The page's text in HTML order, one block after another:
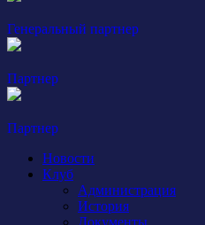
Генеральный партнер
Партнер
Партнер
Новости
Клуб
Администрация
История